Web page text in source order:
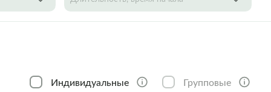
Индивидуальные Групповые